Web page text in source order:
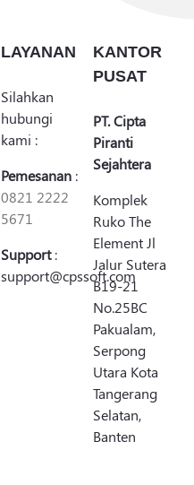
LAYANAN
Silahkan
hubungi
kami :
Pemesanan:
0821 2222
5671
Support:
support@cpssoft.com
KANTOR
PUSAT
PT. Cipta
Piranti
Sejahtera
Komplek
Ruko The
Element Jl
Jalur Sutera
B19-21
No.25BC
Pakualam,
Serpong
Utara Kota
Tangerang
Selatan,
Banten